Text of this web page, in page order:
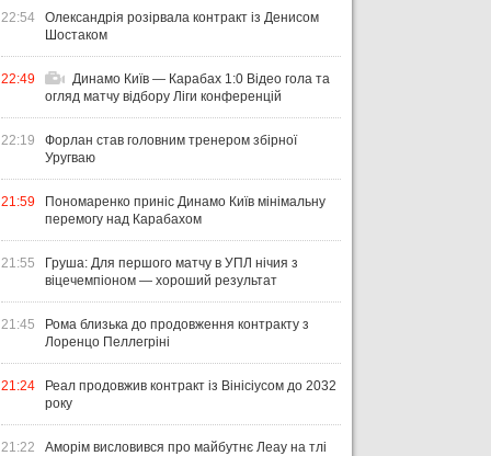
22:54
Олександрія розірвала контракт із Денисом
Шостаком
22:49
Динамо Київ — Карабах 1:0 Відео гола та
огляд матчу відбору Ліги конференцій
22:19
Форлан став головним тренером збірної
Уругваю
21:59
Пономаренко приніс Динамо Київ мінімальну
перемогу над Карабахом
21:55
Груша: Для першого матчу в УПЛ нічия з
віцечемпіоном — хороший результат
21:45
Рома близька до продовження контракту з
Лоренцо Пеллегріні
21:24
Реал продовжив контракт із Вінісіусом до 2032
року
21:22
Аморім висловився про майбутнє Леау на тлі